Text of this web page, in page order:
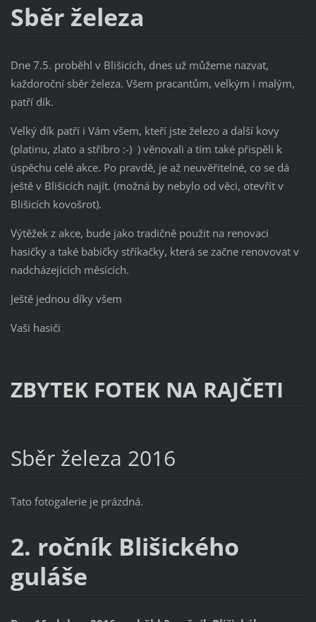
Sběr železa
Dne 7.5. proběhl v Blišicích, dnes už můžeme nazvat,
každoroční sběr železa. Všem pracantům, velkým i malým,
patří dík.
Velký dík patří i Vám všem, kteří jste železo a další kovy
(platinu, zlato a stříbro :-) ) věnovali a tím také přispěli k
úspěchu celé akce. Po pravdě, je až neuvěřitelné, co se dá
ještě v Blišicích najít. (možná by nebylo od věci, otevřít v
Blišicích kovošrot).
Výtěžek z akce, bude jako tradičně použit na renovaci
hasičky a také babičky stříkačky, která se začne renovovat v
nadcházejících měsících.
Ještě jednou díky všem
Vaši hasiči
ZBYTEK FOTEK NA RAJČETI
Sběr železa 2016
Tato fotogalerie je prázdná.
2. ročník Blišického
guláše